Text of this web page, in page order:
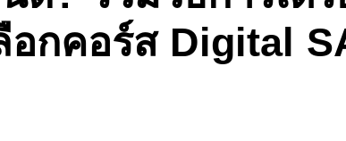
อกคอร์ส Digital